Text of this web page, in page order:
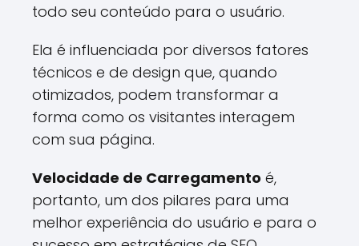
todo seu conteúdo para o usuário.
Ela é influenciada por diversos fatores
técnicos e de design que, quando
otimizados, podem transformar a
forma como os visitantes interagem
com sua página.
Velocidade de Carregamento é,
portanto, um dos pilares para uma
melhor experiência do usuário e para o